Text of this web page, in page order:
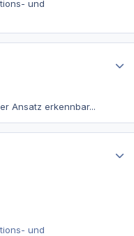
und
Ansatz erkennbar...
und